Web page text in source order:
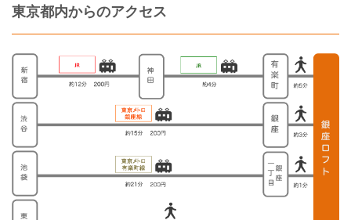
東京都内からのアクセス